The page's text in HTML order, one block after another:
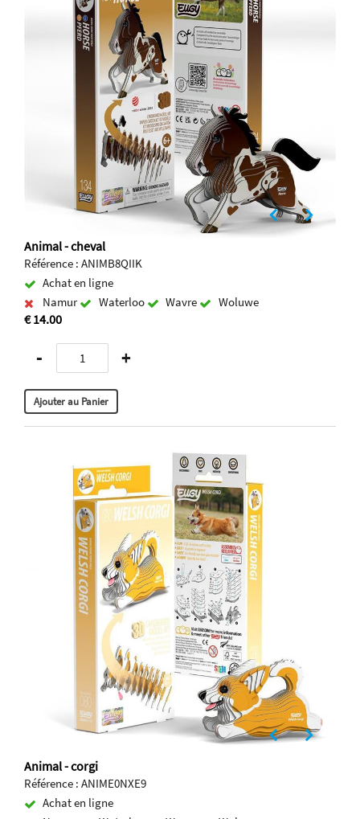
Animal - cheval
Référence : ANIMB8QIIK
Achat en ligne
Namur
Waterloo Wavre Woluwe
€ 14.00
- +
Animal - corgi
Référence : ANIME0NXE9
Achat en ligne